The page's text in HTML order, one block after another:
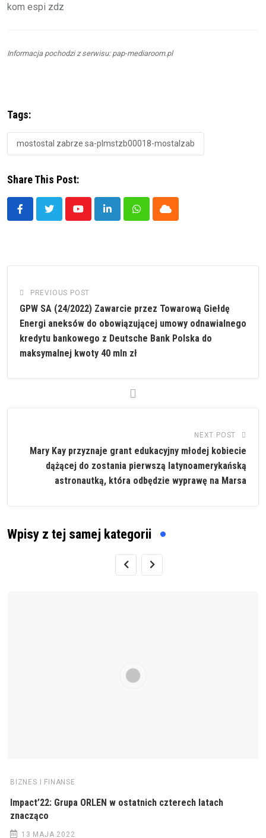
kom espi zdz
Informacja pochodzi z serwisu: pap-mediaroom.pl
Tags:
mostostal zabrze sa-plmstzb00018-mostalzab
Share This Post:
YoutubeLinkedInWhatsappCloud
PREVIOUS POST
GPW SA (24/2022) Zawarcie przez Towarową Giełdę
Energi aneksów do obowiązującej umowy odnawialnego
kredytu bankowego z Deutsche Bank Polska do
maksymalnej kwoty 40 mln zł
NEXT POST
Mary Kay przyznaje grant edukacyjny młodej kobiecie
dążącej do zostania pierwszą latynoamerykańską
astronautką, która odbędzie wyprawę na Marsa
Wpisy z tej samej kategorii
BIZNES I FINANSE
Impact’22: Grupa ORLEN w ostatnich czterech latach
znacząco
13 MAJA 2022